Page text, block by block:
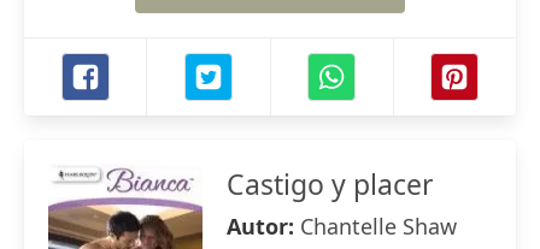
Castigo y placer
Autor: Chantelle Shaw